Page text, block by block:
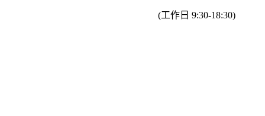
(工作日 9:30-18:30)